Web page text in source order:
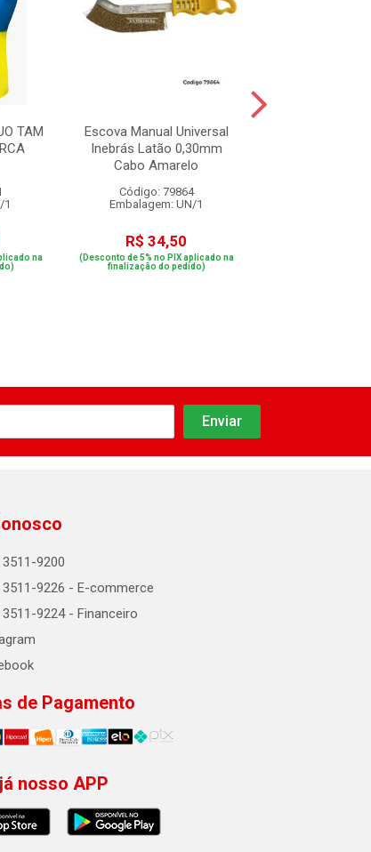
TAM
1
na
Escova Manual Universal
Inebrás Latão 0,30mm
Cabo Amarelo
Código: 79864
Embalagem: UN/1
R$ 34,50
(Desconto de 5% no PIX aplicado na
finalização do pedido)
9200
3511-9226 - E-commerce
9224 - Financeiro
de Pagamento
nosso APP